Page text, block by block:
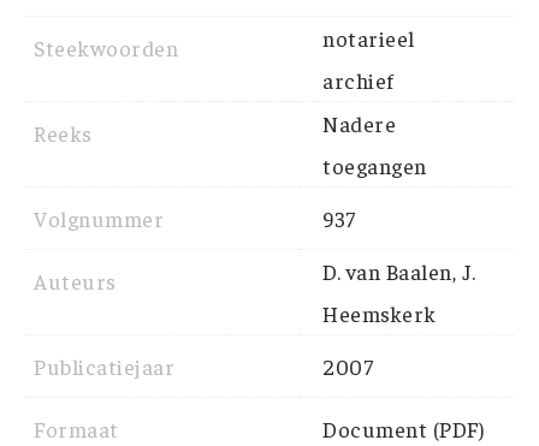
Steekwoorden
notarieel
archief
Reeks
Nadere
toegangen
Volgnummer
937
Auteurs
D. van Baalen, J.
Heemskerk
Publicatiejaar
2007
Formaat Document (PDF)